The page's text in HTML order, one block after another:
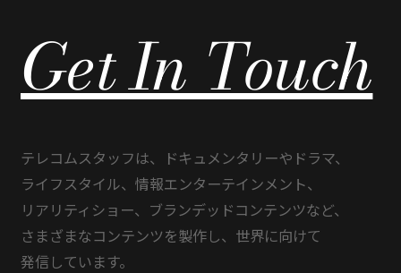
Get In Touch
テレコムスタッフは、 ドキュメンタリーや ドラマ、
ライフスタイル、 情報エンターテインメント、
リアリティショー、 ブランデッドコンテンツなど、
さまざまなコンテンツを製作し、 世界に向けて
発信しています。